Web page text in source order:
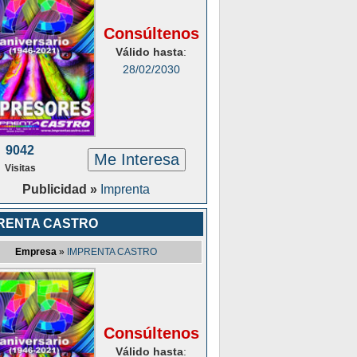
Consúltenos
Válido hasta:
28/02/2030
9042
Visitas Me Interesa
Publicidad » Imprenta
CASTRO
Empresa » IMPRENTA CASTRO
Consúltenos
Válido hasta: